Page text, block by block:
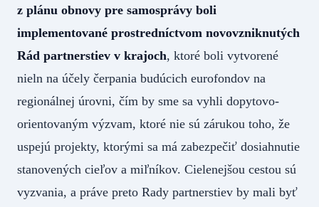
z plánu obnovy pre samosprávy boli
implementované prostredníctvom novovzniknutých
Rád partnerstiev v krajoch, ktoré boli vytvorené
nieln na účely čerpania budúcich eurofondov na
regionálnej úrovni, čím by sme sa vyhli dopytovo-
orientovaným výzvam, ktoré nie sú zárukou toho, že
uspejú projekty, ktorými sa má zabezpečiť dosiahnutie
stanovených cieľov a miľníkov. Cielenejšou cestou sú
vyzvania, a práve preto Rady partnerstiev by mali byť